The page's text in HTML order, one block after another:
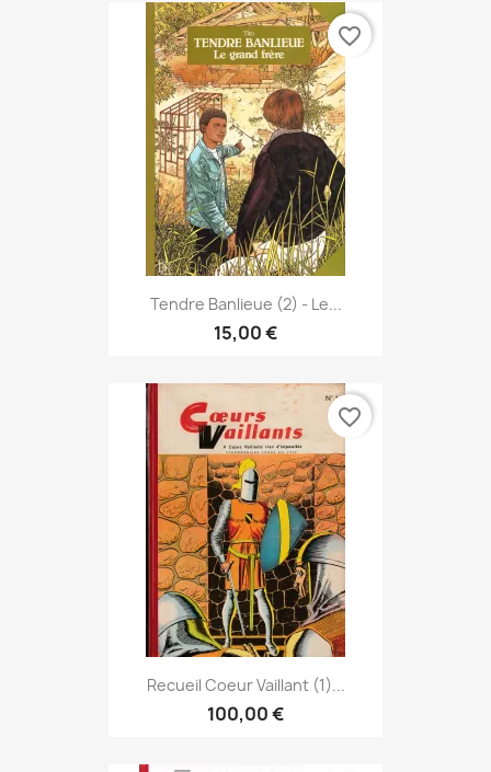
Tendre Banlieue (2) - Le...
15,00 €
favorite_border
Recueil Coeur Vaillant (1)...
100,00 €
favorite_border